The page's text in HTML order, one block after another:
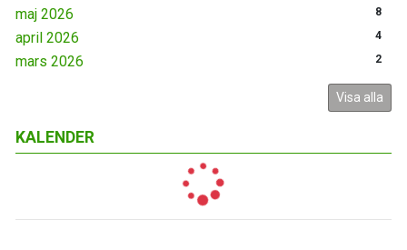
maj 2026 8
april 2026 4
mars 2026 2
Visa alla
KALENDER